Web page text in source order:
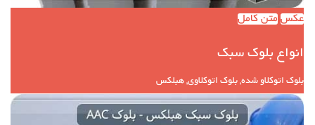
عکس متن کامل
انواع بلوک سبک
بلوک اتوکلاو شده, بلوک اتوکلاوی, هبلکس